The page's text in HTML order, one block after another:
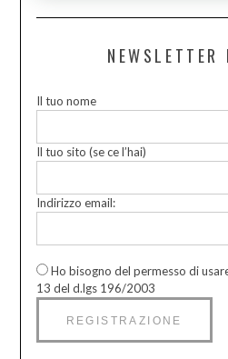
NEWSLETTER
Il tuo nome
Il tuo sito (se ce l’hai)
Indirizzo email:
Ho bisogno del permesso di
13 del d.lgs 196/2003